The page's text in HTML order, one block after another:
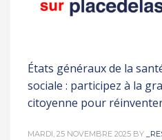
États généraux de la
sociale : participez à la
citoyenne pour
MARDI, 25 NOVEMBRE 2025 BY